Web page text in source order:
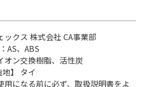
ックス 株式会社 CA事業部
AS、ABS
オン交換樹脂、活性炭
地】 タイ
用になる前に必ず、取扱説明書をよ